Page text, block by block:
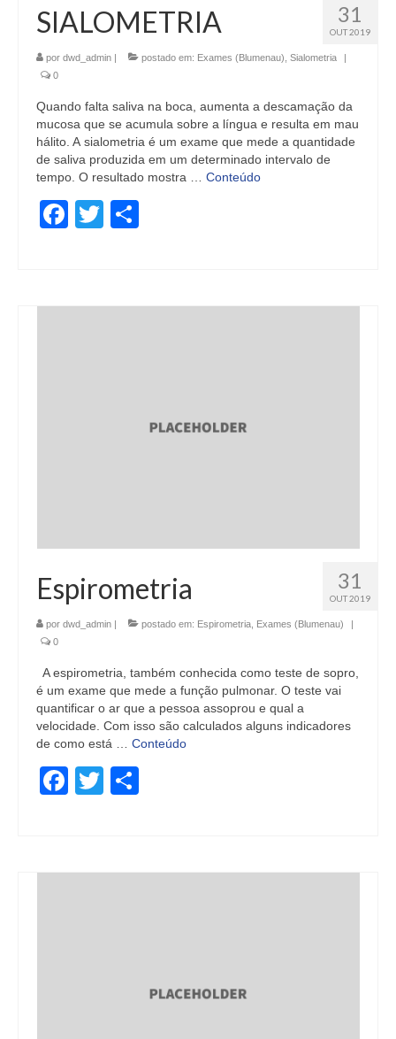
31
OUT 2019
SIALOMETRIA
por dwd_admin postado em: Exames (Blumenau) Sialometria
0
Quando falta saliva na boca, aumenta a descamação da
mucosa que se acumula sobre a língua e resulta em mau
hálito. A sialometria é um exame que mede a quantidade
de saliva produzida em um determinado intervalo de
tempo. O resultado mostra … Conteúdo
Facebook
Twitter
31
OUT 2019
Espirometria
por dwd_admin | postado em: Espirometria Exames (Blumenau)
|
0
A espirometria, também conhecida como teste de sopro,
é um exame que mede a função pulmonar. O teste vai
quantificar o ar que a pessoa assoprou e qual a
velocidade. Com isso são calculados alguns indicadores
de como está … Conteúdo
Facebook
Twitter